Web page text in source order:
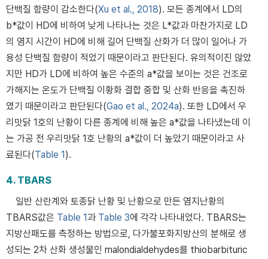
단백질 함량이 감소한다(Xu et al., 2018). 모든 종계에서 LD의
b*값이 HD에 비하여 낮게 나타나는 것은 L*값과 마찬가지로 LD
의 염지 시간이 HD에 비해 길어 단백질 산화가 더 많이 일어나 가
용성 단백질 함량이 적었기 때문이라고 판단된다. 유의적이진 않았
지만 HD가 LD에 비하여 높은 수준의 a*값을 보이는 것은 건조로
가해지는 온도가 단백질 이황화 결합 중합 및 산화 반응을 촉진하
였기 때문이라고 판단된다(Gao et al., 2024a). 또한 LD에서 우
리맛닭 1호의 난황이 다른 종계에 비해 높은 a*값을 나타냈는데 이
는 가공 전 우리맛닭 1호 난황의 a*값이 더 높았기 때문이라고 사
료된다(Table 1).
4. TBARS
일반 산란계와 토종닭 난황 및 난황으로 만든 염지난황의
TBARS값은 Table 1과 Table 3에 각각 나타내었다. TBARS는
지방산패도를 측정하는 방법으로, 다가불포화지방산의 분해로 생
성되는 2차 산화 생성물인 malondialdehydes를 thiobarbituric